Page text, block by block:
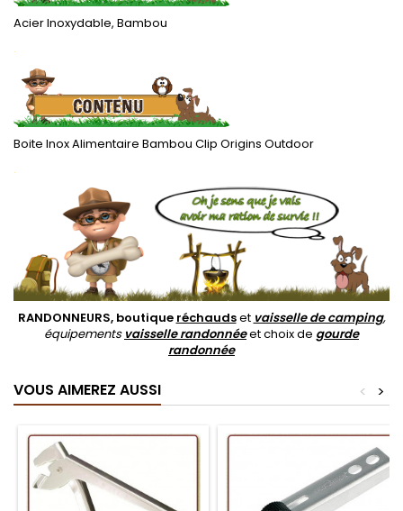
Acier Inoxydable, Bambou
.
Boite Inox Alimentaire Bambou Clip Origins Outdoor
.
RANDONNEURS, boutique réchaudset vaisselle de camping,
équipements vaisselle randonnéeet choix de gourde
randonnée
VOUS AIMEREZ AUSSI >
<